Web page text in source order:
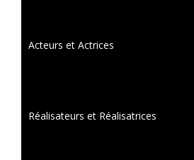
Acteurs et Actrices
Réalisateurs et Réalisatrices